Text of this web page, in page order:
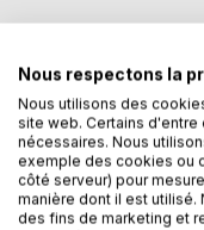
DESCRIPTION
L'agriculture
cultural basé sur
qui apporte aux sols
Nous respectons la
Nous utilisons des
site web. Certains
nécessaires. Nous
exemple des cookies ou
côté serveur) pour
manière dont il est
des fins de marketing et